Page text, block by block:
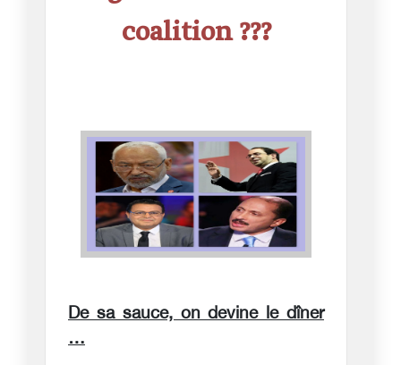
coalition ???
De sa sauce, on devine le dîner
…